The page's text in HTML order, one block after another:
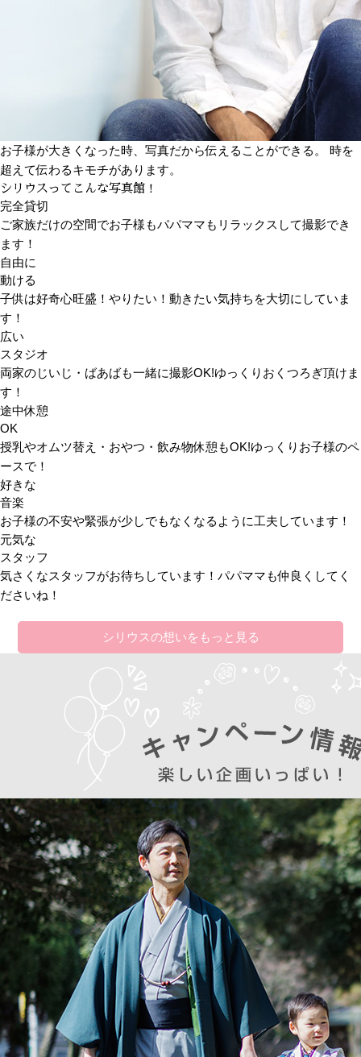
お子様が大きくなった時、写真だから伝えることができる。 時を
超えて伝わるキモチがあります。
シリウスってこんな写真館！
完全貸切
ご家族だけの空間でお子様もパパママもリラックスして撮影でき
ます！
自由に
動ける
子供は好奇心旺盛！やりたい！動きたい気持ちを大切にしていま
す！
広い
スタジオ
両家のじいじ・ばあばも一緒に撮影OK!ゆっくりおくつろぎ頂けま
す！
途中休憩
OK
授乳やオムツ替え・おやつ・飲み物休憩もOK!ゆっくりお子様のペ
ースで！
好きな
音楽
お子様の不安や緊張が少しでもなくなるように工夫しています！
元気な
スタッフ
気さくなスタッフがお待ちしています！パパママも仲良くしてく
ださいね！
シリウスの想いをもっと見る